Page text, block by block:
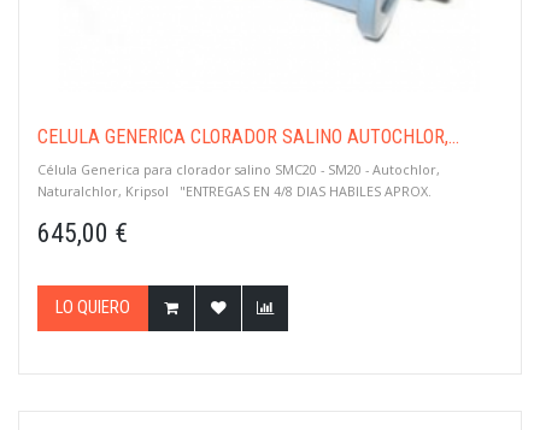
CÉLULA GENERICA CLORADOR SALINO AUTOCHLOR,...
Célula Generica para clorador salino SMC20 - SM20 - Autochlor,
Naturalchlor, Kripsol "ENTREGAS EN 4/8 DIAS HABILES APROX.
645,00 €
LO QUIERO